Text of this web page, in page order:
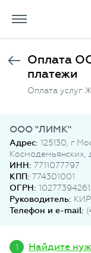
Оплата
платежи
Оплата
ООО "ЛИМК"
Адрес: 125130, г
Космодемьянских,
ИНН: 7711077797
КПП: 774301001
ОГРН:
Руководитель:
Телефон и e-mail:
Найдите